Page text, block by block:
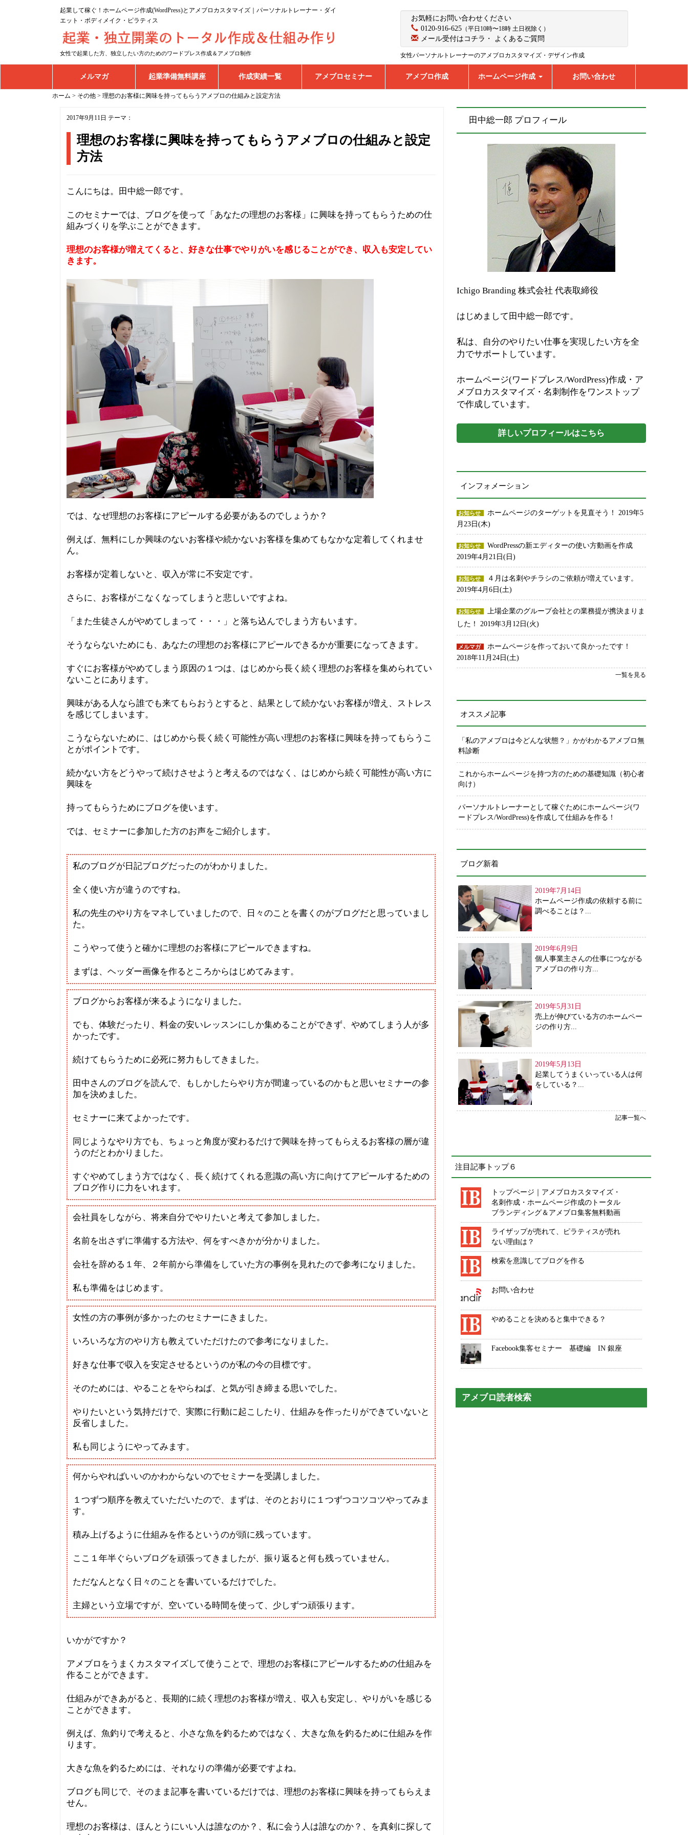
起業して稼ぐ！ホームページ作成(WordPress)とアメブロカスタマイズ｜パーソナルトレーナー・ダイ
エット・ボディメイク・ピラティス
女性で起業した方、独立したい方のためのワードプレス作成＆アメブロ制作
お気軽にお問い合わせください
0120-916-625 （平日10時〜18時 土日祝除く）
メール受付はコチラ ・ よくあるご質問
女性パーソナルトレーナーのアメブロカスタマイズ・デザイン作成
メルマガ 起業準備無料講座 作成実績一覧 アメブロセミナー アメブロ作成 ホームページ作成 お問い合わせ
ホーム > その他 > 理想のお客様に興味を持ってもらうアメブロの仕組みと設定方法
2017年9月11日 テーマ：
理想のお客様に興味を持ってもらうアメブロの仕組みと設定
方法
こんにちは。田中総一郎です。
このセミナーでは、ブログを使って「あなたの理想のお客様」に興味を持ってもらうための仕
組みづくりを学ぶことができます。
理想のお客様が増えてくると、好きな仕事でやりがいを感じることができ、収入も安定してい
きます。
では、なぜ理想のお客様にアピールする必要があるのでしょうか？
例えば、無料にしか興味のないお客様や続かないお客様を集めてもなかな定着してくれませ
ん。
お客様が定着しないと、収入が常に不安定です。
さらに、お客様がこなくなってしまうと悲しいですよね。
「また生徒さんがやめてしまって・・・」と落ち込んでしまう方もいます。
そうならないためにも、あなたの理想のお客様にアピールできるかが重要になってきます。
すぐにお客様がやめてしまう原因の１つは、はじめから長く続く理想のお客様を集められてい
ないことにあります。
興味がある人なら誰でも来てもらおうとすると、結果として続かないお客様が増え、ストレス
を感じてしまいます。
こうならないために、はじめから長く続く可能性が高い理想のお客様に興味を持ってもらうこ
とがポイントです。
続かない方をどうやって続けさせようと考えるのではなく、はじめから続く可能性が高い方に
興味を
持ってもらうためにブログを使います。
では、セミナーに参加した方のお声をご紹介します。
私のブログが日記ブログだったのがわかりました。
全く使い方が違うのですね。
私の先生のやり方をマネしていましたので、日々のことを書くのがブログだと思っていまし
た。
こうやって使うと確かに理想のお客様にアピールできますね。
まずは、ヘッダー画像を作るところからはじめてみます。
ブログからお客様が来るようになりました。
でも、体験だったり、料金の安いレッスンにしか集めることができず、やめてしまう人が多
かったです。
続けてもらうために必死に努力もしてきました。
田中さんのブログを読んで、もしかしたらやり方が間違っているのかもと思いセミナーの参
加を決めました。
セミナーに来てよかったです。
同じようなやり方でも、ちょっと角度が変わるだけで興味を持ってもらえるお客様の層が違
うのだとわかりました。
すぐやめてしまう方ではなく、長く続けてくれる意識の高い方に向けてアピールするための
ブログ作りに力をいれます。
会社員をしながら、将来自分でやりたいと考えて参加しました。
名前を出さずに準備する方法や、何をすべきかが分かりました。
会社を辞める１年、２年前から準備をしていた方の事例を見れたので参考になりました。
私も準備をはじめます。
女性の方の事例が多かったのセミナーにきました。
いろいろな方のやり方も教えていただけたので参考になりました。
好きな仕事で収入を安定させるというのが私の今の目標です。
そのためには、やることをやらねば、と気が引き締まる思いでした。
やりたいという気持だけで、実際に行動に起こしたり、仕組みを作ったりができていないと
反省しました。
私も同じようにやってみます。
何からやればいいのかわからないのでセミナーを受講しました。
１つずつ順序を教えていただいたので、まずは、そのとおりに１つずつコツコツやってみま
す。
積み上げるように仕組みを作るというのが頭に残っています。
ここ１年半ぐらいブログを頑張ってきましたが、振り返ると何も残っていません。
ただなんとなく日々のことを書いているだけでした。
主婦という立場ですが、空いている時間を使って、少しずつ頑張ります。
いかがですか？
アメブロをうまくカスタマイズして使うことで、理想のお客様にアピールするための仕組みを
作ることができます。
仕組みができあがると、長期的に続く理想のお客様が増え、収入も安定し、やりがいを感じる
ことができます。
例えば、魚釣りで考えると、小さな魚を釣るためではなく、大きな魚を釣るために仕組みを作
ります。
大きな魚を釣るためには、それなりの準備が必要ですよね。
ブログも同じで、そのまま記事を書いているだけでは、理想のお客様に興味を持ってもらえま
せん。
理想のお客様は、ほんとうにいい人は誰なのか？、私に会う人は誰なのか？、を真剣に探して
田中総一郎 プロフィール
Ichigo Branding 株式会社 代表取締役
はじめまして田中総一郎です。
私は、自分のやりたい仕事を実現したい方を全
力でサポートしています。
ホームページ(ワードプレス/WordPress)作成・ア
メブロカスタマイズ・名刺制作をワンストップ
で作成しています。
詳しいプロフィールはこちら
インフォメーション
お知らせ ホームページのターゲットを見直そう！ 2019年5
月23日(木)
お知らせ
WordPressの新エディターの使い方動画を作成
2019年4月21日(日)
お知らせ
４月は名刺やチラシのご依頼が増えています。
2019年4月6日(土)
お知らせ
上場企業のグループ会社との業務提が携決まりま
した！ 2019年3月12日(火)
メルマガ
ホームページを作っておいて良かったです！
2018年11月24日(土)
一覧を見る
オススメ記事
「私のアメブロは今どんな状態？」かがわかるアメブロ無
料診断
これからホームページを持つ方のための基礎知識（初心者
向け）
パーソナルトレーナーとして稼ぐためにホームページ(ワ
ードプレス/WordPress)を作成して仕組みを作る！
ブログ新着
2019年7月14日
ホームページ作成の依頼する前に
調べることは？...
2019年6月9日
個人事業主さんの仕事につながる
アメブロの作り方...
2019年5月31日
売上が伸びている方のホームペー
ジの作り方...
2019年5月13日
起業してうまくいっている人は何
をしている？...
記事一覧へ
注目記事トップ６
トップページ｜アメブロカスタマイズ・
名刺作成・ホームページ作成のトータル
ブランディング＆アメブロ集客無料動画
ライザップが売れて、ピラティスが売れ
ない理由は？
検索を意識してブログを作る
お問い合わせ
やめることを決めると集中できる？
Facebook集客セミナー 基礎編 IN 銀座
アメブロ読者検索